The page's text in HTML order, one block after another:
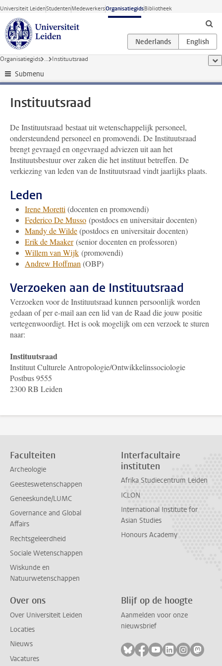
Ga direct naar de inhoud
Universiteit LeidenStudentenMedewerkersOrganisatiegidsBibliotheek
Organisatiegids ... Instituutsraad
Submenu
Instituutsraad
De Instituutsraad bestaat uit wetenschappelijk personeel,
ondersteundend personeel en promovendi. De Instituutsraad
brengt gevraagd en ongevraagd adviezen uit aan het
Instituutsbestuur over zaken die het instituut betreffen. De
verkiezing van leden van de Instituutsraad vindt jaarlijks plaats.
Leden
Irene Moretti (docenten en promovendi)
Federico De Musso (postdocs en universitair docenten)
Mandy de Wilde(postdocs en universitair docenten)
Erik de Maaker(senior docenten en professoren)
Willem van Wijk (promovendi)
Andrew Hoffman (OBP)
Verzoeken aan de Instituutsraad
Verzoeken voor de Instituutsraad kunnen persoonlijk worden
gedaan of per e-mail aan een lid van de Raad die jouw positie
vertegenwoordigt. Het is ook mogelijk om een verzoek te sturen
naar:
Instituutsraad
Instituut Culturele Antropologie/Ontwikkelinssociologie
Postbus 9555
2300 RB Leiden
Faculteiten
Archeologie
Geesteswetenschappen
Geneeskunde/LUMC
Governance and Global
Affairs
Rechtsgeleerdheid
Sociale Wetenschappen
Wiskunde en
Natuurwetenschappen
Interfacultaire
instituten
Afrika Studiecentrum Leiden
ICLON
International Institute for
Asian Studies
Honours Academy
Over ons
Over Universiteit Leiden
Locaties
Nieuws
Vacatures
Blijf op de hoogte
Aanmelden voor onze
nieuwsbrief
Volg ons op bluesky
Volg ons op facebook
Volg ons op
Volg ons op
Volg ons
Volg